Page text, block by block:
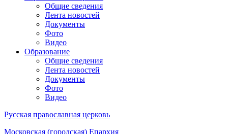
Общие сведения
Лента новостей
Документы
Фото
Видео
Образование
Общие сведения
Лента новостей
Документы
Фото
Видео
Русская православная церковь
Московская (городская) Епархия